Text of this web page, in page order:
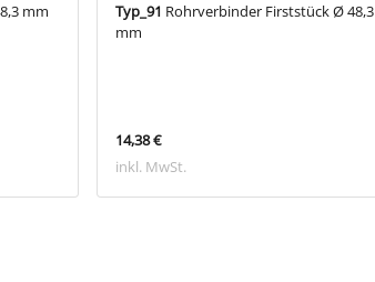
mm Typ_91 Rohrverbinder Firststück Ø 48,3
mm
14,38 €
inkl. MwSt.